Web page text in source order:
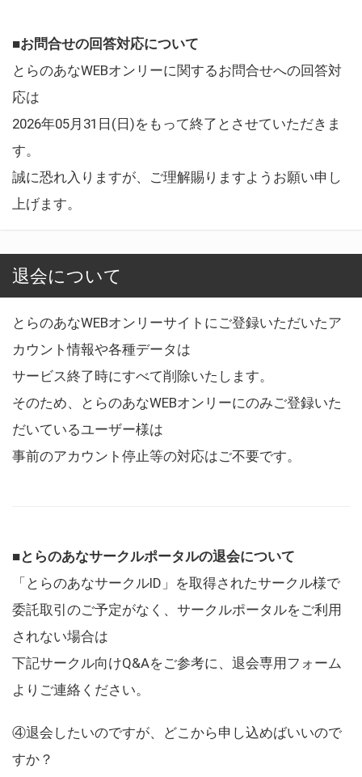
■お問合せの回答対応について
とらのあなWEBオンリーに関するお問合せへの回答対
応は
2026年05月31日(日)をもって終了とさせていただきま
す。
誠に恐れ入りますが、ご理解賜りますようお願い申し
上げます。
退会について
とらのあなWEBオンリーサイトにご登録いただいたア
カウント情報や各種データは
サービス終了時にすべて削除いたします。
そのため、とらのあなWEBオンリーにのみご登録いた
だいているユーザー様は
事前のアカウント停止等の対応はご不要です。
■とらのあなサークルポータルの退会について
「とらのあなサークルID」を取得されたサークル様で
委託取引のご予定がなく、サークルポータルをご利用
されない場合は
下記サークル向けQ&Aをご参考に、退会専用フォーム
よりご連絡ください。
④退会したいのですが、どこから申し込めばいいので
すか？